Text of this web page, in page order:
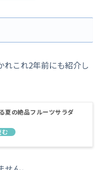
れこれ2年前にも紹介し
夏の絶品フルーツサラダ